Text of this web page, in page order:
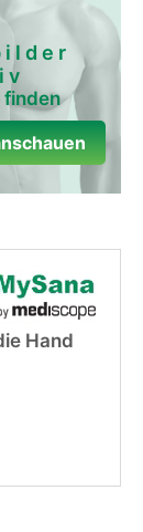
finden
Hand